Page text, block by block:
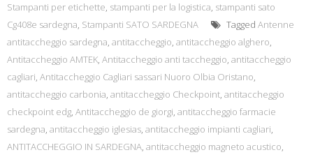
Stampanti per etichette, stampanti per la logistica, stampanti sato
Cg408e sardegna, Stampanti SATO SARDEGNA Tagged Antenne
antitaccheggio sardegna, antitaccheggio, antitaccheggio alghero,
Antitaccheggio AMTEK, Antitaccheggio anti taccheggio, antitaccheggio
cagliari, Antitaccheggio Cagliari sassari Nuoro Olbia Oristano,
antitaccheggio carbonia, antitaccheggio Checkpoint, antitaccheggio
checkpoint edg, Antitaccheggio de giorgi, antitaccheggio farmacie
sardegna, antitaccheggio iglesias, antitaccheggio impianti cagliari,
ANTITACCHEGGIO IN SARDEGNA, antitaccheggio magneto acustico,